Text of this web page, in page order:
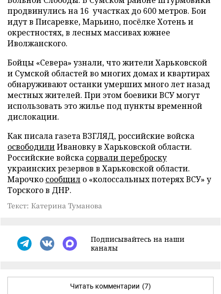
продвинулись на 16 участках до 600 метров. Бои
идут в Писаревке, Марьино, посёлке Хотень и
окрестностях, в лесных массивах южнее
Иволжанского.
Бойцы «Севера» узнали, что жители Харьковской
и Сумской областей во многих домах и квартирах
обнаруживают останки умерших много лет назад
местных жителей. При этом боевики ВСУ могут
использовать это жилье под пункты временной
дислокации.
Как писала газета ВЗГЛЯД, российские войска
освободилиИвановку в Харьковской области.
Российские войска сорвали переброску
украинских резервов в Харьковской области.
Марочко сообщил о «колоссальных потерях ВСУ» у
Торского в ДНР.
Текст: Катерина Туманова
Подписывайтесь на наши
каналы
Читать комментарии (7)